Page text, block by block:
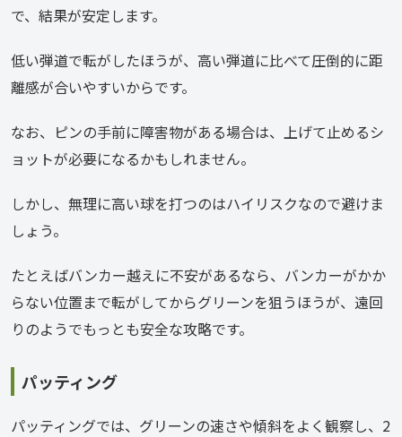
で、結果が安定します。
低い弾道で転がしたほうが、高い弾道に比べて圧倒的に距
離感が合いやすいからです。
なお、ピンの手前に障害物がある場合は、上げて止めるシ
ョットが必要になるかもしれません。
しかし、無理に高い球を打つのはハイリスクなので避けま
しょう。
たとえばバンカー越えに不安があるなら、バンカーがかか
らない位置まで転がしてからグリーンを狙うほうが、遠回
りのようでもっとも安全な攻略です。
パッティング
パッティングでは、グリーンの速さや傾斜をよく観察し、2